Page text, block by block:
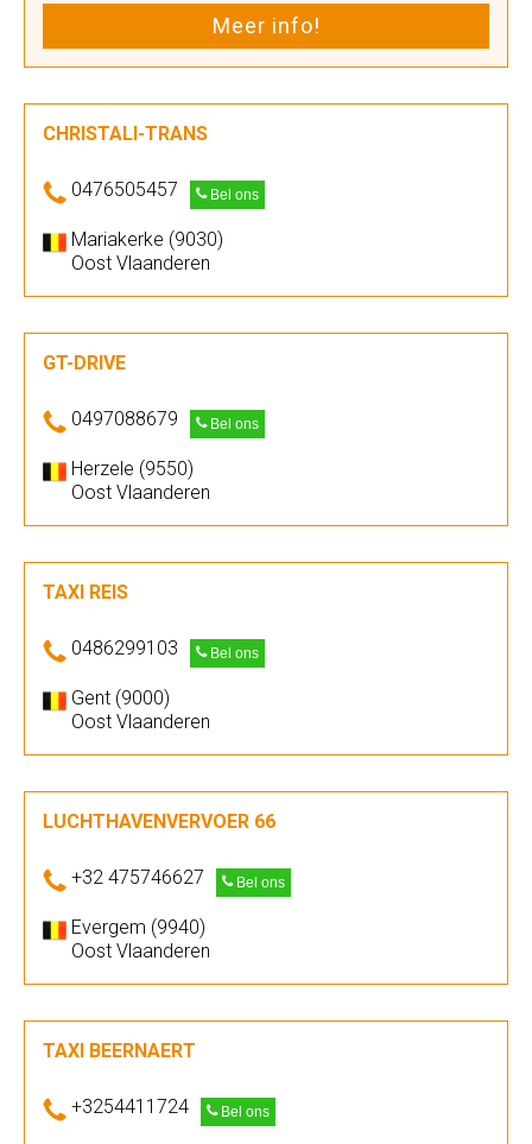
Meer info!
CHRISTALI-TRANS
0476505457 Bel ons
Mariakerke (9030)
Oost Vlaanderen
GT-DRIVE
0497088679 Bel ons
Herzele (9550)
Oost Vlaanderen
TAXI REIS
0486299103 Bel ons
Gent (9000)
Oost Vlaanderen
LUCHTHAVENVERVOER 66
+32 475746627 Bel ons
Evergem (9940)
Oost Vlaanderen
TAXI BEERNAERT
+3254411724 Bel ons